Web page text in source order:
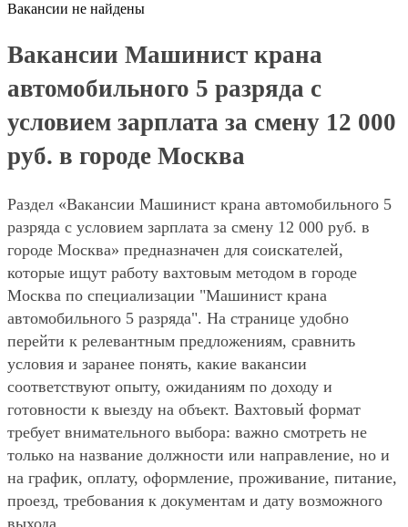
Вакансии не найдены
Вакансии Машинист крана
автомобильного 5 разряда с
условием зарплата за смену 12 000
руб. в городе Москва
Раздел «Вакансии Машинист крана автомобильного 5
разряда с условием зарплата за смену 12 000 руб. в
городе Москва» предназначен для соискателей,
которые ищут работу вахтовым методом в городе
Москва по специализации "Машинист крана
автомобильного 5 разряда". На странице удобно
перейти к релевантным предложениям, сравнить
условия и заранее понять, какие вакансии
соответствуют опыту, ожиданиям по доходу и
готовности к выезду на объект. Вахтовый формат
требует внимательного выбора: важно смотреть не
только на название должности или направление, но и
на график, оплату, оформление, проживание, питание,
проезд, требования к документам и дату возможного